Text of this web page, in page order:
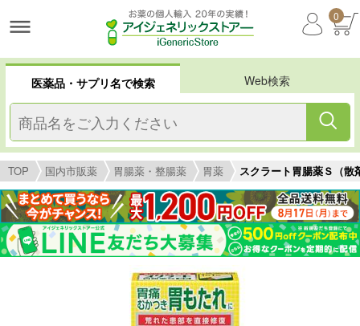
0
医薬品・サプリ名で検索 Web検索
TOP 国内市販薬 胃腸薬・整腸薬 胃薬 スクラート胃腸薬Ｓ（散